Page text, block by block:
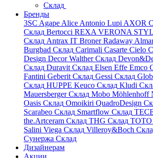
Склад
Бренды
3SC Agape Alice Antonio Lupi AXOR
Склад Bertocci REXA VERONA
Склад Antrax IT BronerRadaway
Burgbad Склад Carimali Casarte Cielo
Design Decor WaltherСклад
Склад Duravit Склад Elsen Effe Emco
Fantini Geberit Склад Gessi Склад
Склад HUPPE Keuco Склад Kludi
MauersbergerСклад Mobo Möhlenhoff
Oasis Склад Omoikiri QuadroDesign
Scarabeo Склад Smartflow Склад
the.Artceram Склад THG Склад TOTO
Salini Viega Склад Villeroy&Boch
Сунержа Склад
Дизайнерам
Акции